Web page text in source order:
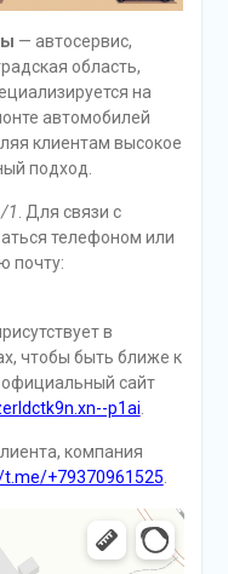
— автосервис,
область,
на
автомобилей
клиентам высокое
подход.
1. Для связи с
телефоном или
почту:
в
чтобы быть ближе к
сайт
p1ai.
компания
t.me/+79370961525.